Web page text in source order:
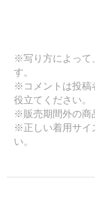
※写り方によって
す。
※コメントは投稿
役立てください。
※販売期間外の商
※正しい着用サイ
い。